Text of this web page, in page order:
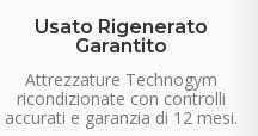
Usato Rigenerato
Garantito
Attrezzature Technogym
ricondizionate con controlli
accurati e garanzia di 12 mesi.